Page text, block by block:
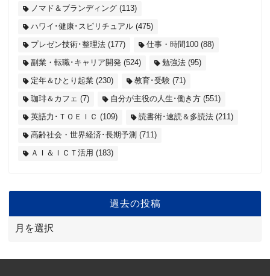
ノマド＆ブランディング (113)
ハワイ･健康･スピリチュアル (475)
プレゼン技術･整理法 (177) 仕事・時間100 (88)
副業・転職･キャリア開発 (524) 勉強法 (95)
定年＆ひとり起業 (230) 教育･受験 (71)
珈琲＆カフェ (7) 自分が主役の人生･働き方 (551)
英語力･ＴＯＥＩＣ (109) 読書術･速読＆多読法 (211)
高齢社会・世界経済･長期予測 (711)
ＡＩ＆ＩＣＴ活用 (183)
過去の投稿